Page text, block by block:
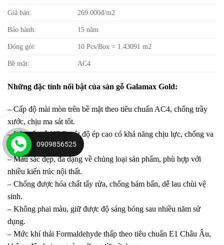
Giá bán: 269.000đ/m2
Bảo hành: 15 năm
Đóng gói: 10 Pcs/Box = 1.43091 m2
Bề mặt: AC4
Những đặc tính nổi bật của sàn gỗ Galamax Gold:
– Cấp độ mài mòn trên bề mặt theo tiêu chuẩn AC4, chống trầy
xước, chịu ma sát tốt.
– Lớp cốt gỗ HDF mật độ ép cao có khả năng chịu lực, chống va
đập tốt.
– Màu sắc đẹp, đa dạng về chủng loại sản phẩm, phù hợp với
nhiều kiến trúc nội thất.
– Chống được hóa chất tẩy rửa, chống bám bẩn, dễ lau chùi vệ
sinh.
– Không phai màu, giữ được độ sáng bóng sau nhiều năm sử
dụng.
– Mức khí thải Formaldehyde thấp theo tiêu chuẩn E1 Châu Âu,
0909856525